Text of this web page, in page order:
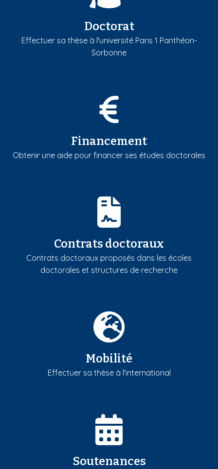
Doctorat
Effectuer sa thèse à l'université Paris 1 Panthéon-
Sorbonne
Financement
Obtenir une aide pour financer ses études doctorales
Contrats doctoraux
Contrats doctoraux proposés dans les écoles
doctorales et structures de recherche
Mobilité
Effectuer sa thèse à l'international
Soutenances